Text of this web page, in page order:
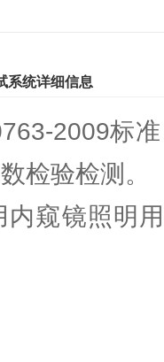
系统详细信息
2009标
检验检测。
内窥镜照明